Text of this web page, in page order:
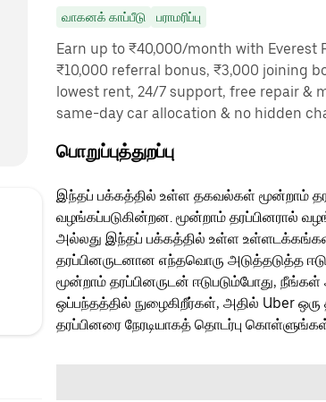
வாகனக் காப்பீடு பராமரிப்பு
Earn up to ₹40,000/month with Everest
₹10,000 referral bonus, ₹3,000 joining
lowest rent, 24/7 support, free repair &
same-day car allocation & no hidden
பொறுப்புத்துறப்பு
இந்தப் பக்கத்தில் உள்ள தகவல்கள் மூன்றாம்
வழங்கப்படுகின்றன. மூன்றாம் தரப்பினரால்
அல்லது இந்தப் பக்கத்தில் உள்ள
தரப்பினருடனான எந்தவொரு அடுத்தடுத்த
மூன்றாம் தரப்பினருடன் ஈடுபடும்போது,
ஒப்பந்தத்தில் நுழைகிறீர்கள், அதில் Uber
தரப்பினரை நேரடியாகத் தொடர்பு